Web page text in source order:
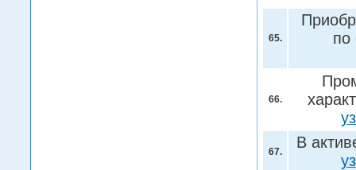
65.
по
66.
67.
В